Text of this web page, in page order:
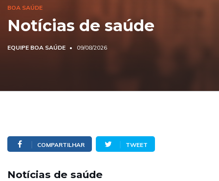
BOA SAÚDE
Notícias de saúde
EQUIPE BOA SAÚDE 09/08/2026
COMPARTILHAR TWEET
Notícias de saúde